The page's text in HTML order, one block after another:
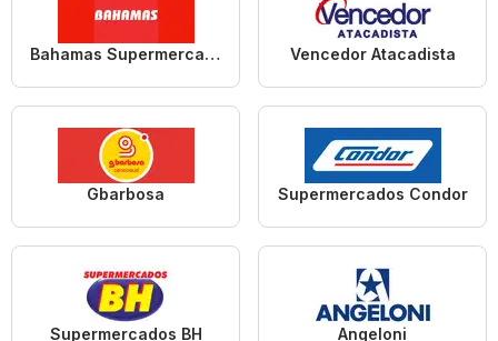
Bahamas Supermercados Vencedor Atacadista
Gbarbosa Supermercados Condor
Supermercados BH Angeloni